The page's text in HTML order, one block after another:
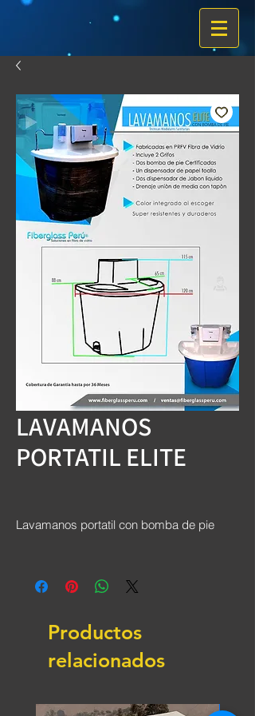
LAVAMANOS
PORTATIL ELITE
Lavamanos portatil con bomba de pie
Productos
relacionados